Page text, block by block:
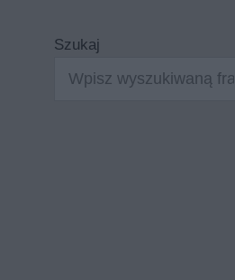
Szukaj